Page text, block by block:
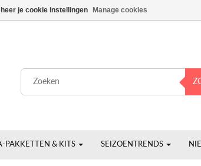
PAKKETTEN & KITS SEIZOENTRENDS
je cookie instellingen Manage cookies